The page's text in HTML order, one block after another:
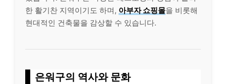
한 활기찬 지역이기도 하며, 아부자 쇼핑몰을 비롯해
현대적인 건축물을 감상할 수 있습니다.
은워구의 역사와 문화